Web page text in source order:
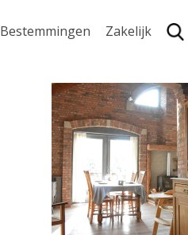
Bestemmingen Zakelijk